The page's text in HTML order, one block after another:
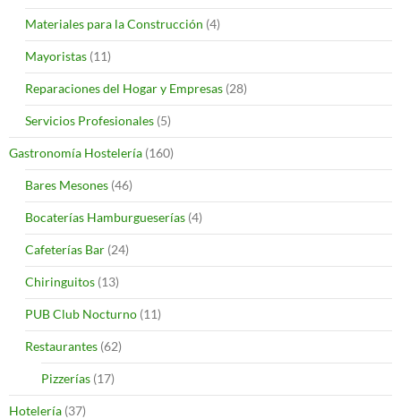
Materiales para la Construcción (4)
Mayoristas (11)
Reparaciones del Hogar y Empresas (28)
Servicios Profesionales (5)
Gastronomía Hostelería (160)
Bares Mesones (46)
Bocaterías Hamburgueserías (4)
Cafeterías Bar (24)
Chiringuitos (13)
PUB Club Nocturno (11)
Restaurantes (62)
Pizzerías (17)
Hotelería (37)